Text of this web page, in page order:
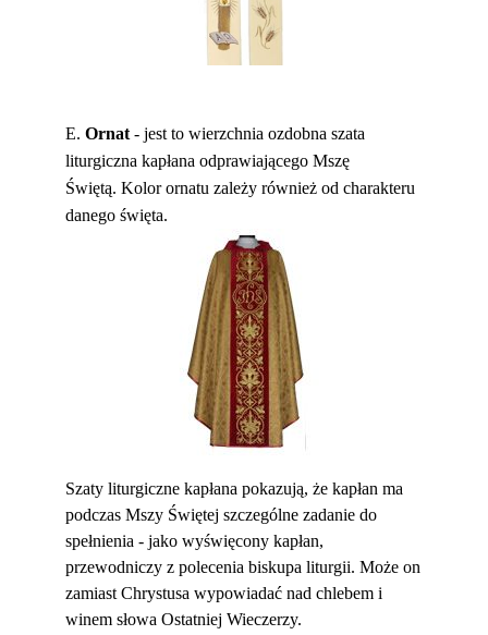
E. Ornat - jest to wierzchnia ozdobna szata
liturgiczna kapłana odprawiającego Mszę
Świętą. Kolor ornatu zależy również od charakteru
danego święta.
Szaty liturgiczne kapłana pokazują, że kapłan ma
podczas Mszy Świętej szczególne zadanie do
spełnienia - jako wyświęcony kapłan,
przewodniczy z polecenia biskupa liturgii. Może on
zamiast Chrystusa wypowiadać nad chlebem i
winem słowa Ostatniej Wieczerzy.